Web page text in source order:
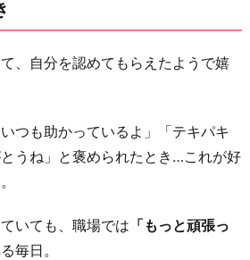
、自分を認めてもらえたようで嬉
つも助かっているよ」「テキパキ
うね」と褒められたとき…これが好
いても、職場では 「もっと頑張っ
毎日。